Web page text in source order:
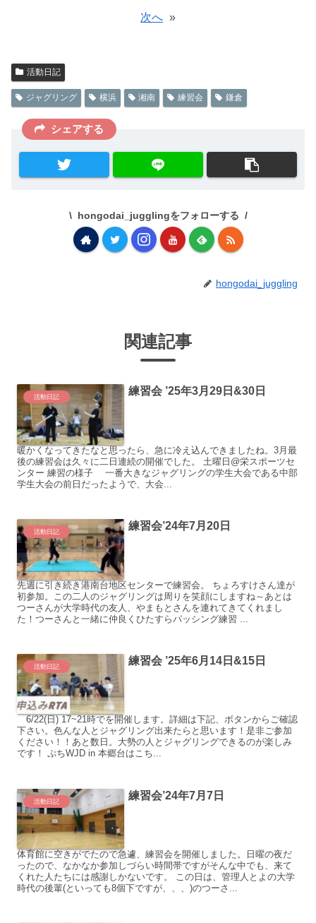
次へ »
活動日記
ジャグリング 横浜 湘南 練習会 鎌倉
シェアする
hongodai_jugglingをフォローする
hongodai_juggling
関連記事
活動日記 練習会 ’25年3月29日&30日
暖かくなってきたなと思ったら、急に冷え込んできましたね。3月最
後の練習会は久々に二日連続の開催でした。 土曜日@栄スポーツセ
ンター 練習の様子 一番大きなジャグリングの学生大会である中部
学生大会の前日だったようで、大会...
活動日記 練習会’24年7月20日
先週に引き続き港南台地区センターで練習会。 ちょろすけさん達が
初参加。この二人のジャグリングは周りを笑顔にしますね～あとは
つーさんが大学時代の友人、やまもとさんを連れてきてくれまし
た！つーさんと一緒に仲良くひたすらパッシング練習 ...
活動日記 練習会 ’25年6月14日&15日
6/22(日) 17~21時でを開催します。詳細は下記、ボタンからご確認
下さい。色んな人とジャグリング出来たらと思います！是非ご参加
ください！！あと数日。大勢の人とジャグリングできるのが楽しみ
です！ ぷちWJD in 本郷台はこち...
活動日記 練習会’24年7月7日
体育館に空きがでたので急遽、練習会を開催しました。日曜の夜だ
ったので、なかなか参加しづらい時間帯ですがそんな中でも、来て
くれた人たちには感謝しかないです。 この日は、管理人とよの大学
時代の後輩(といっても8個下ですが、、、)のつーさ...